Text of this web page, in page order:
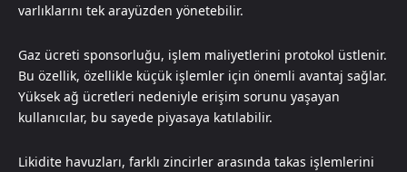
varlıklarını tek arayüzden yönetebilir.
Gaz ücreti sponsorluğu, işlem maliyetlerini protokol üstlenir.
Bu özellik, özellikle küçük işlemler için önemli avantaj sağlar.
Yüksek ağ ücretleri nedeniyle erişim sorunu yaşayan
kullanıcılar, bu sayede piyasaya katılabilir.
Likidite havuzları, farklı zincirler arasında takas işlemlerini